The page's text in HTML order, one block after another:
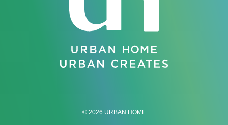
© 2026 URBAN HOME